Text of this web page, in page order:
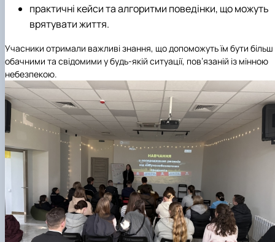
практичні кейси та алгоритми поведінки, що можуть
врятувати життя.
Учасники отримали важливі знання, що допоможуть їм бути більш
обачними та свідомими у будь-якій ситуації, пов’язаній із мінною
небезпекою.